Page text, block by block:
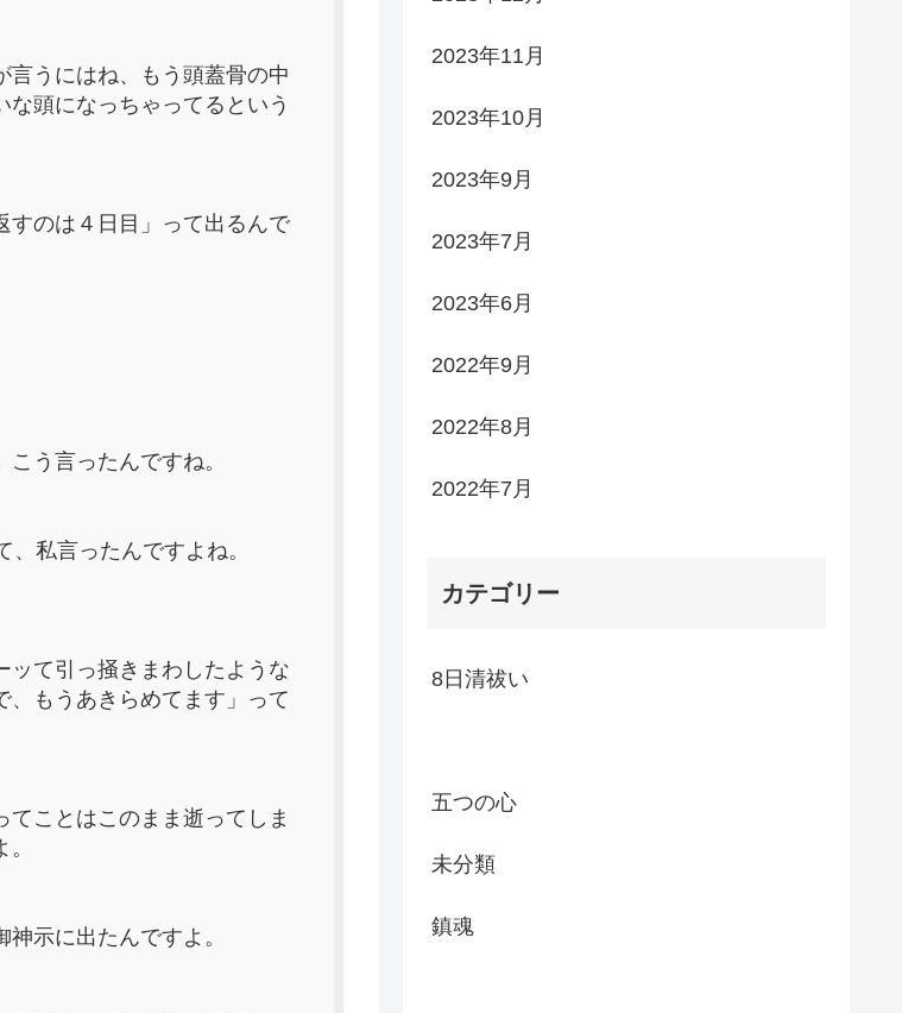
言うにはね、もう頭蓋骨の中
頭になっちゃってるという
すのは４日目」って出るんで
う言ったんですね。
私言ったんですよね。
ッて引っ掻きまわしたような
もうあきらめてます」って
ことはこのまま逝ってしま
示に出たんですよ。
2023年11月
2023年10月
2023年9月
2023年7月
2023年6月
2022年9月
2022年8月
2022年7月
カテゴリー
8日清祓い
五つの心
未分類
鎮魂